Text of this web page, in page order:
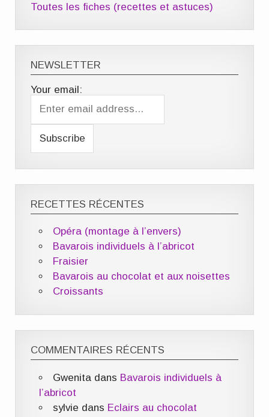
Toutes les fiches (recettes et astuces)
NEWSLETTER
Your email:
RECETTES RÉCENTES
Opéra (montage à l’envers)
Bavarois individuels à l’abricot
Fraisier
Bavarois au chocolat et aux noisettes
Croissants
COMMENTAIRES RÉCENTS
Gwenita dans Bavarois individuels à
l’abricot
sylvie dans Eclairs au chocolat